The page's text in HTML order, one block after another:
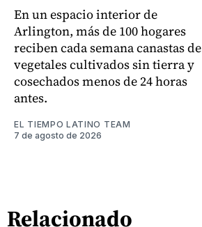
En un espacio interior de
Arlington, más de 100 hogares
reciben cada semana canastas de
vegetales cultivados sin tierra y
cosechados menos de 24 horas
antes.
EL TIEMPO LATINO TEAM
7 de agosto de 2026
Relacionado